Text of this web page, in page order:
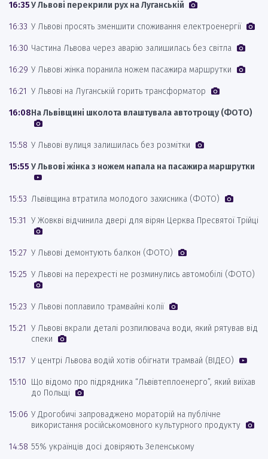
16:35У Львові перекрили рух на Луганській
16:33 У Львові просять зменшити споживання електроенергії
16:30 Частина Львова через аварію залишилась без світла
16:29 У Львові жінка поранила ножем пасажира маршрутки
16:21 У Львові на Луганській горить трансформатор
16:08На Львівщині школота влаштувала автотрощу (ФОТО)
15:58 У Львові вулиця залишилась без розмітки
15:55 У Львові жінка з ножем напала на пасажира маршрутки
15:53 Львівщина втратила молодого захисника (ФОТО)
15:31 У Жовкві відчинила двері для вірян Церква Пресвятої Трійці
15:27 У Львові демонтують балкон (ФОТО)
15:25 У Львові на перехресті не розминулись автомобілі (ФОТО)
15:23 У Львові поплавило трамвайні колії
15:21 У Львові вкрали деталі розпилювача води, який рятував від
спеки
15:17 У центрі Львова водій хотів обігнати трамвай (ВІДЕО)
15:10 Що відомо про підрядника “Львівтеплоенерго”, який виїхав
до Польщі
15:06 У Дрогобичі запроваджено мораторій на публічне
використання російськомовного культурного продукту
14:58 55% українців досі довіряють Зеленському